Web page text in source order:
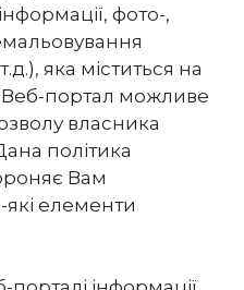
фото-,
яка міститься на
Веб-портал можливе
власника
політика
Вам
елементи